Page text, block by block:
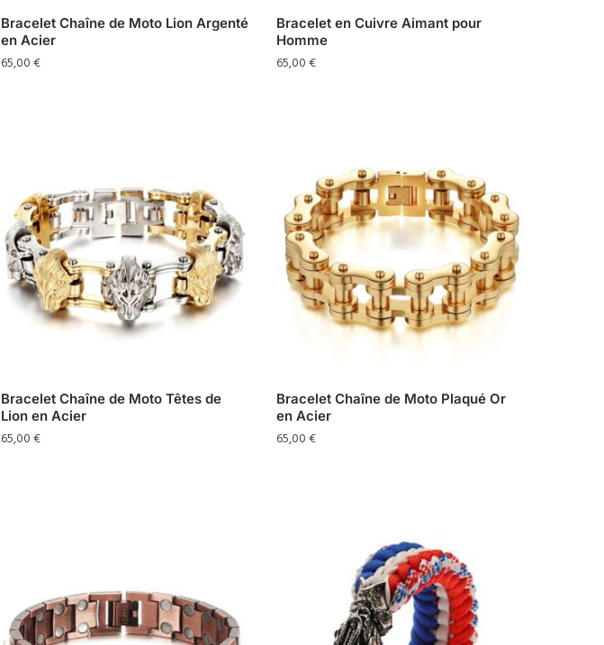
Bracelet Chaîne de Moto Lion Argenté
en Acier
65,00€
Bracelet en Cuivre Aimant pour
Homme
65,00€
Bracelet Chaîne de Moto Têtes de
Lion en Acier
65,00€
Bracelet Chaîne de Moto Plaqué Or
en Acier
65,00€